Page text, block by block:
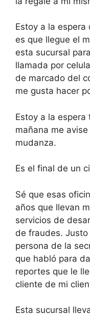
Estoy a la
es que llegue el
esta sucursal
llamada por
de marcado del
me gusta hacer
Estoy a la
mañana me
mudanza.
Es el final de un
Sé que esas
años que llevan
servicios de
de fraudes.
persona de la
que habló para
reportes que le
cliente de mi
Esta sucursal